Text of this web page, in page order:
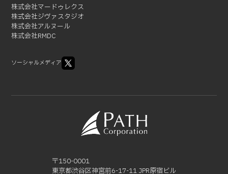
2021-02 (1)
株式会社マードゥレクス
株式会社ジヴァスタジオ
株式会社アルヌール
株式会社RMDC
ソーシャルメディア
〒150-0001
東京都渋谷区神宮前6-17-11 JPR原宿ビル